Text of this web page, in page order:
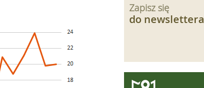
Zapisz się
do newslettera